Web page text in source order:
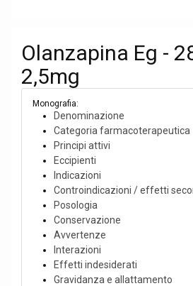
Olanzapina Eg -
2,5mg
Monografia:
Denominazione
Categoria farmacoterapeutica
Principi attivi
Eccipienti
Indicazioni
Controindicazioni / effetti
Posologia
Conservazione
Avvertenze
Interazioni
Effetti indesiderati
Gravidanza e allattamento